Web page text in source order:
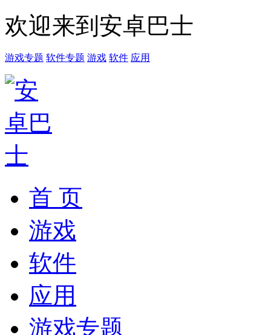
欢迎来到安卓巴士
游戏专题 软件专题 游戏 软件 应用
首 页
游戏
软件
应用
游戏专题